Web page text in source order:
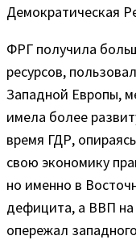
Демократическая
ФРГ получила
ресурсов,
Западной Европы,
имела более
время ГДР,
свою экономику
но именно в
дефицита, а ВВП на
опережал